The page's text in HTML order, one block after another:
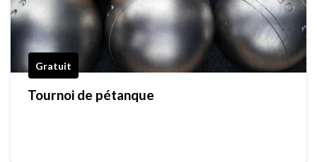
Gratuit
Tournoi de pétanque